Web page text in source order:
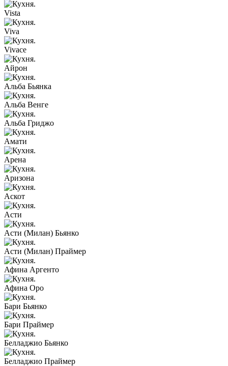
Vista
Viva
Vivace
Айрон
Альба Бьянка
Альба Венге
Альба Гриджо
Амати
Арена
Аризона
Аскот
Асти
Асти (Милан) Бьянко
Асти (Милан) Праймер
Афина Аргенто
Афина Оро
Бари Бьянко
Бари Праймер
Белладжио Бьянко
Белладжио Праймер